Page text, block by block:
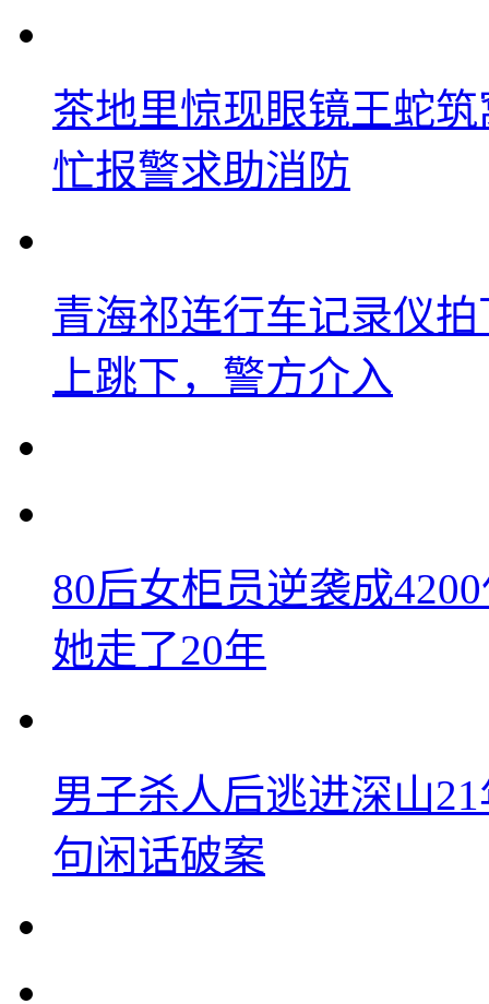
茶地里惊现眼镜王蛇
忙报警求助消防
青海祁连行车记录仪
上跳下，警方介入
80后女柜员逆袭成
她走了20年
男子杀人后逃进深山
句闲话破案